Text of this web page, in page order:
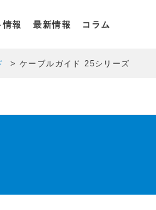
情報 最新情報 コラム
ケーブルガイド 25シリーズ